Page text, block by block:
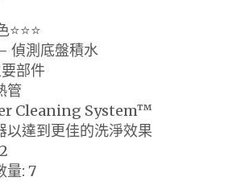
⭐⭐⭐
偵測底盤積水
部件
管
Cleaning System™
以達到更佳的洗淨效果
量: 7